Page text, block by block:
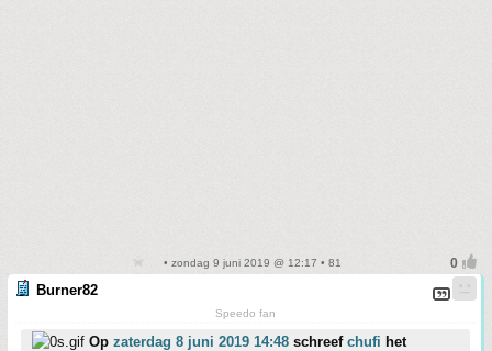
• zondag 9 juni 2019 @ 12:17 • 81
Burner82
Speedo fan
Op zaterdag 8 juni 2019 14:48 schreef chufi het